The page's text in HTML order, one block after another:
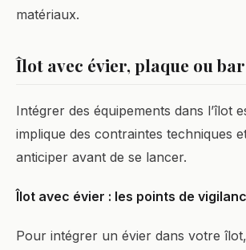
matériaux.
Îlot avec évier, plaque ou bar
Intégrer des équipements dans l’îlot
implique des contraintes techniques
anticiper avant de se lancer.
Îlot avec évier : les points de
Pour intégrer un évier dans votre